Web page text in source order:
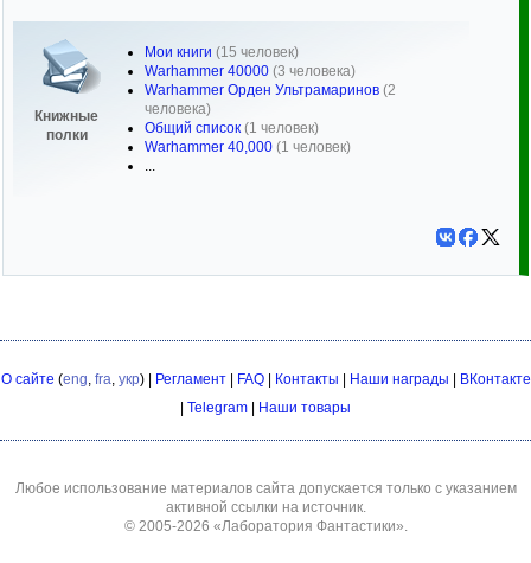
Книжные
полки
Мои книги (15 человек)
Warhammer 40000 (3 человека)
Warhammer Орден Ультрамаринов (2
человека)
Общий список (1 человек)
Warhammer 40,000 (1 человек)
...
О сайте (eng, fra, укр) | Регламент| FAQ| Контакты Наши награды
ВКонтакте
Telegram Наши товары
Любое использование материалов сайта допускается только с указанием
активной ссылки на источник.
© 2005-2026 «Лаборатория Фантастики».